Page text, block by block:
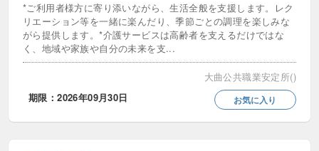
オープニング・新規オープン ネイルOK
プライベート充実
交通費全額支給
*ご利用者様方に寄り添いながら、生活全般を支援します。レク
リエーション等を一緒に楽んだり、季節ごとの調理を楽しみな
がら提供します。*介護サービスは高齢者を支えるだけではな
く、地域や家族や自分の未来を支...
大曲公共職業安定所()
期限：2026年09月30日
お気に入り